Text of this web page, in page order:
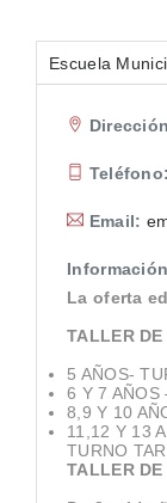
Escuela
Teléfono:
Email:
La oferta
TALLER
5 AÑOS-
6 Y 7 AÑOS
8,9 Y 10
11,12 Y 13
TURNO
TALLER DE